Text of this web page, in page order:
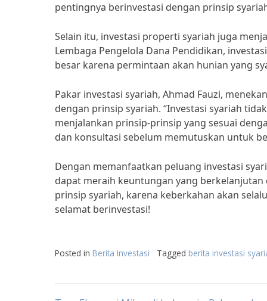
pentingnya berinvestasi dengan prinsip
Selain itu, investasi properti syariah juga
Lembaga Pengelola Dana Pendidikan,
besar karena permintaan akan hunian yang
Pakar investasi syariah, Ahmad Fauzi,
dengan prinsip syariah. “Investasi syariah
menjalankan prinsip-prinsip yang sesuai
dan konsultasi sebelum memutuskan untuk
Dengan memanfaatkan peluang investasi
dapat meraih keuntungan yang
prinsip syariah, karena keberkahan akan
selamat berinvestasi!
Posted in Berita Investasi Tagged berita investasi